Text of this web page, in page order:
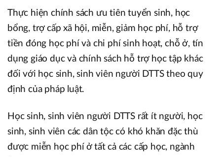
Thực hiện chính sách ưu tiên tuyển sinh, học
bổng, trợ cấp xã hội, miễn, giảm học phí, hỗ trợ
tiền đóng học phí và chi phí sinh hoạt, chỗ ở, tín
dụng giáo dục và chính sách hỗ trợ học tập khác
đối với học sinh, sinh viên người DTTS theo quy
định của pháp luật.
Học sinh, sinh viên người DTTS rất ít người, học
sinh, sinh viên các dân tộc có khó khăn đặc thù
được miễn học phí ở tất cả các cấp học, ngành